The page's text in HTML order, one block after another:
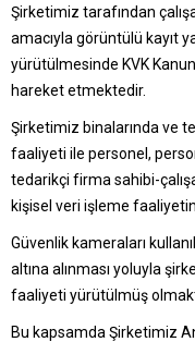
Şirketimiz tarafından
amacıyla görüntülü kayıt
yürütülmesinde KVK
hareket etmektedir.
Şirketimiz binalarında ve
faaliyeti ile personel,
tedarikçi firma sahibi-
kişisel veri işleme
Güvenlik kameraları
altına alınması yoluyla
faaliyeti yürütülmüş
Bu kapsamda Şirketimiz